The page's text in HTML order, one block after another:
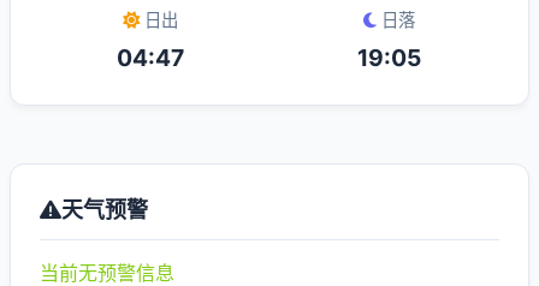
日出
04:47
日落
19:05
天气预警
当前无预警信息